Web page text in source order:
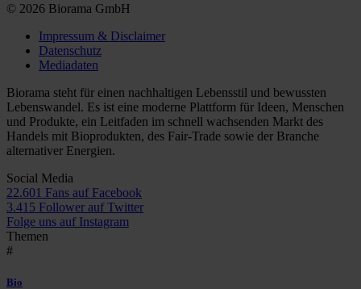
© 2026 Biorama GmbH
Impressum & Disclaimer
Datenschutz
Mediadaten
Biorama steht für einen nachhaltigen Lebensstil und bewussten
Lebenswandel. Es ist eine moderne Plattform für Ideen, Menschen
und Produkte, ein Leitfaden im schnell wachsenden Markt des
Handels mit Bioprodukten, des Fair-Trade sowie der Branche
alternativer Energien.
Social Media
22.601 Fans auf Facebook
3.415 Follower auf Twitter
Folge uns auf Instagram
Themen
#
Bio